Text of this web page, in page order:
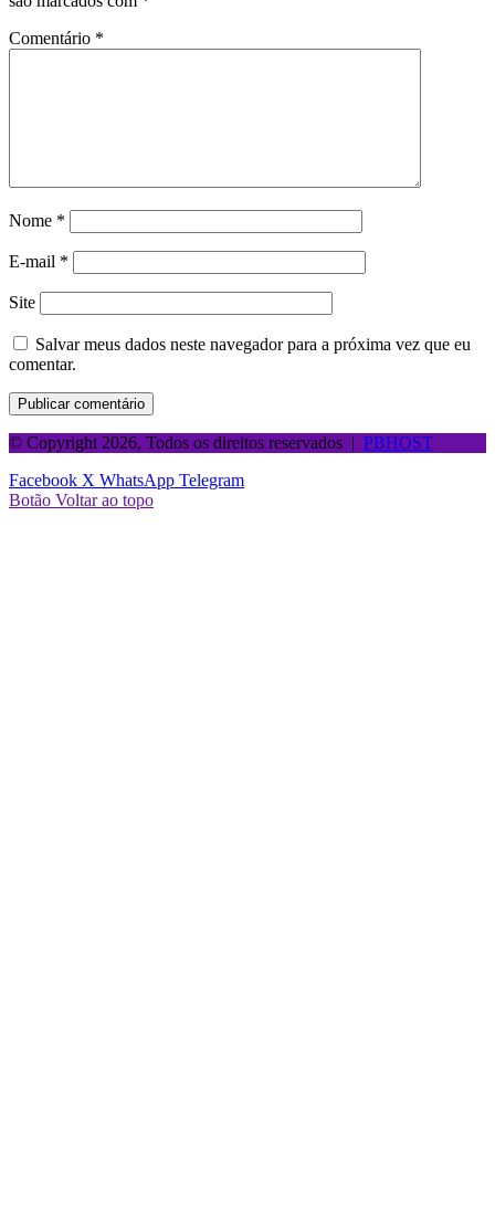
Comentário *
Nome *
E-mail *
Site
Salvar meus dados neste navegador para a próxima vez que eu
comentar.
© Copyright 2026, Todos os direitos reservados | PBHOST
Facebook X WhatsApp Telegram
Botão Voltar ao topo